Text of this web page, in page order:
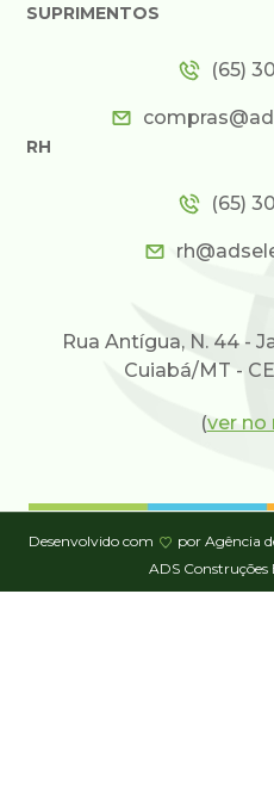
SUPRIMENTOS
(65)
RH
(65)
Rua Antígua, N. 44 -
Cuiabá/MT -
(ver no
Desenvolvido com
por Agência
ADS